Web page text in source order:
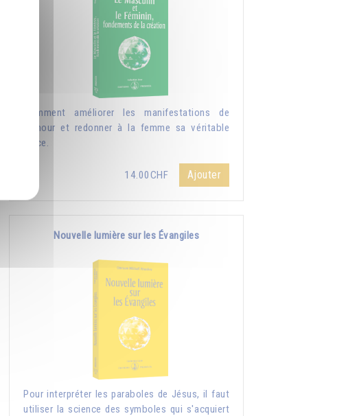
Comment améliorer les manifestations de
l'amour et redonner à la femme sa véritable
place.
14.00CHF Ajouter
Nouvelle lumière sur les Évangiles
Pour interpréter les paraboles de Jésus, il faut
utiliser la science des symboles qui s'acquiert